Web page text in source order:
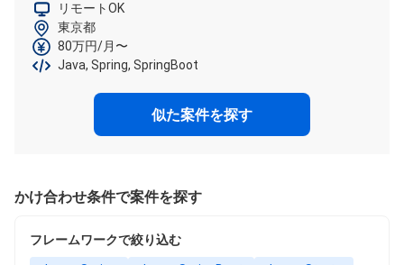
リモートOK
東京都
80万円/月〜
Java, Spring, SpringBoot
似た案件を探す
かけ合わせ条件で案件を探す
フレームワークで絞り込む